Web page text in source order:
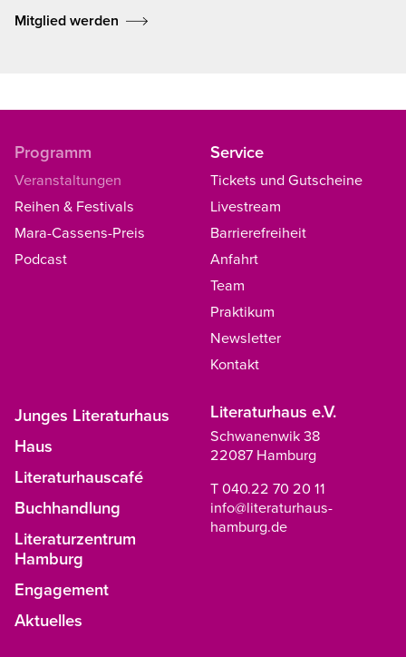
Mitglied werden
Programm
Veranstaltungen
Reihen & Festivals
Mara-Cassens-Preis
Podcast
Service
Tickets und Gutscheine
Livestream
Barrierefreiheit
Anfahrt
Team
Praktikum
Newsletter
Kontakt
Junges Literaturhaus
Haus
Literaturhauscafé
Buchhandlung
Literaturzentrum
Hamburg
Engagement
Aktuelles
Literaturhaus e.V.
Schwanenwik 38
22087 Hamburg
T 040.22 70 20 11
info@literaturhaus-
hamburg.de